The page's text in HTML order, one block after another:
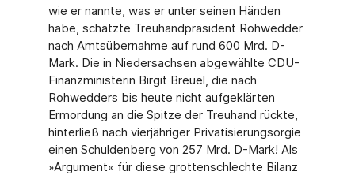
wie er nannte, was er unter seinen Händen
habe, schätzte Treuhandpräsident Rohwedder
nach Amtsübernahme auf rund 600 Mrd. D-
Mark. Die in Niedersachsen abgewählte CDU-
Finanzministerin Birgit Breuel, die nach
Rohwedders bis heute nicht aufgeklärten
Ermordung an die Spitze der Treuhand rückte,
hinterließ nach vierjähriger Privatisierungsorgie
einen Schuldenberg von 257 Mrd. D-Mark! Als
»Argument« für diese grottenschlechte Bilanz